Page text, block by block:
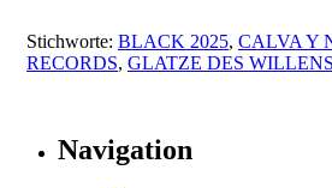
Stichworte: BLACK 2025, CALVA Y
RECORDS, GLATZE DES WILLENS
Navigation